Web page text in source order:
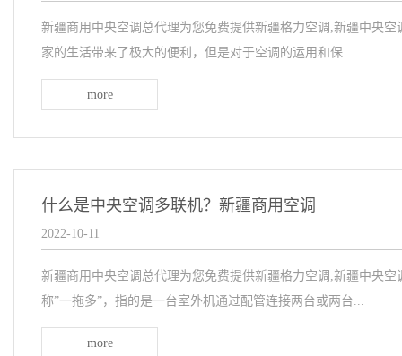
新疆商用中央空调总代理为您免费提供新疆格力空调,新疆中央
家的生活带来了极大的便利，但是对于空调的运用和保...
more
什么是中央空调多联机？新疆商用空调
2022-10-11
新疆商用中央空调总代理为您免费提供新疆格力空调,新疆中央
称”一拖多”，指的是一台室外机通过配管连接两台或两台...
more